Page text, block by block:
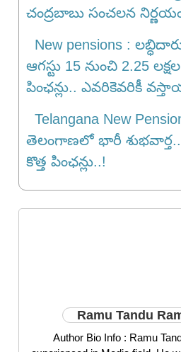
చంద్రబాబు సంచలన
New pensions :
ఆగస్టు 15 నుంచి 2.25
పింఛన్లు.. ఎవరికెవరికీ
Telangana New
తెలంగాణలో భారీ శుభవార్త..
కొత్త పింఛన్లు..!
Ramu Tandu
Author Bio Info : Ramu